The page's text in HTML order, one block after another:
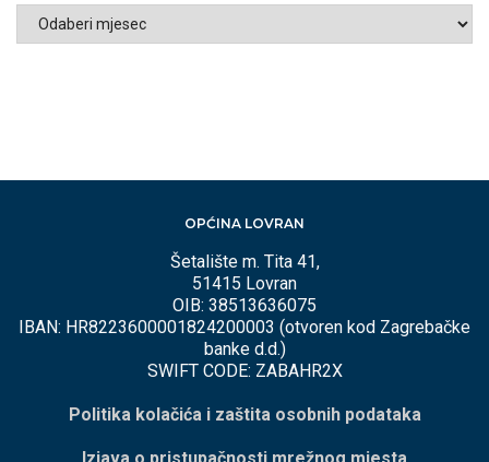
ARHIVA
OPĆINA LOVRAN
Šetalište m. Tita 41,
51415 Lovran
OIB: 38513636075
IBAN: HR8223600001824200003 (otvoren kod Zagrebačke
banke d.d.)
SWIFT CODE: ZABAHR2X
Politika kolačića i zaštita osobnih podataka